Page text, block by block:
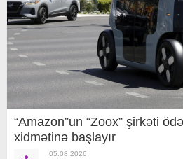
“Amazon”un “Zoox” şirkəti
xidmətinə başlayır
05.08.2026